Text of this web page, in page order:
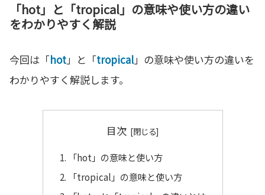
「hot」と「tropical」の意味や使い方の違い
をわかりやすく解説
今回は「hot」と「tropical」の意味や使い方の違いを
わかりやすく解説します。
目次
「hot」の意味と使い方
「tropical」の意味と使い方